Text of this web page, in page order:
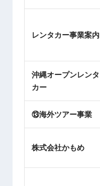
レンタカー事業案内
沖縄オープンレンタ
カー
⑬海外ツアー事業
株式会社かもめ